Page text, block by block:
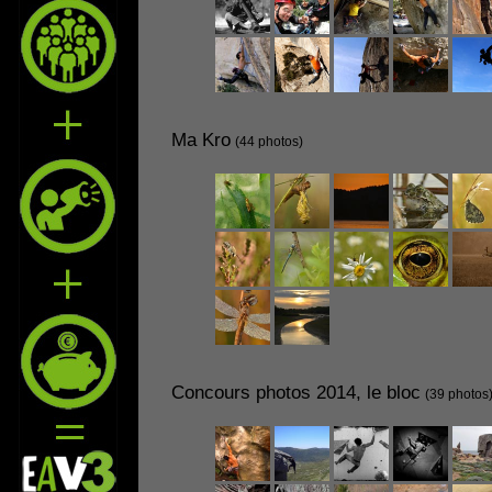
Ma Kro (44 photos)
Concours photos 2014, le bloc (39 photos)